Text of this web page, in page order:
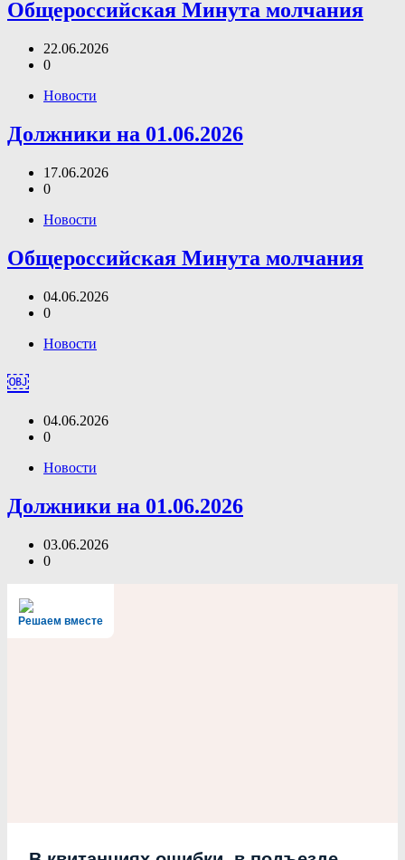
Общероссийская Минута молчания
22.06.2026
0
Новости
Должники на 01.06.2026
17.06.2026
0
Новости
Общероссийская Минута молчания
04.06.2026
0
Новости
￼
04.06.2026
0
Новости
Должники на 01.06.2026
03.06.2026
0
Решаем вместе